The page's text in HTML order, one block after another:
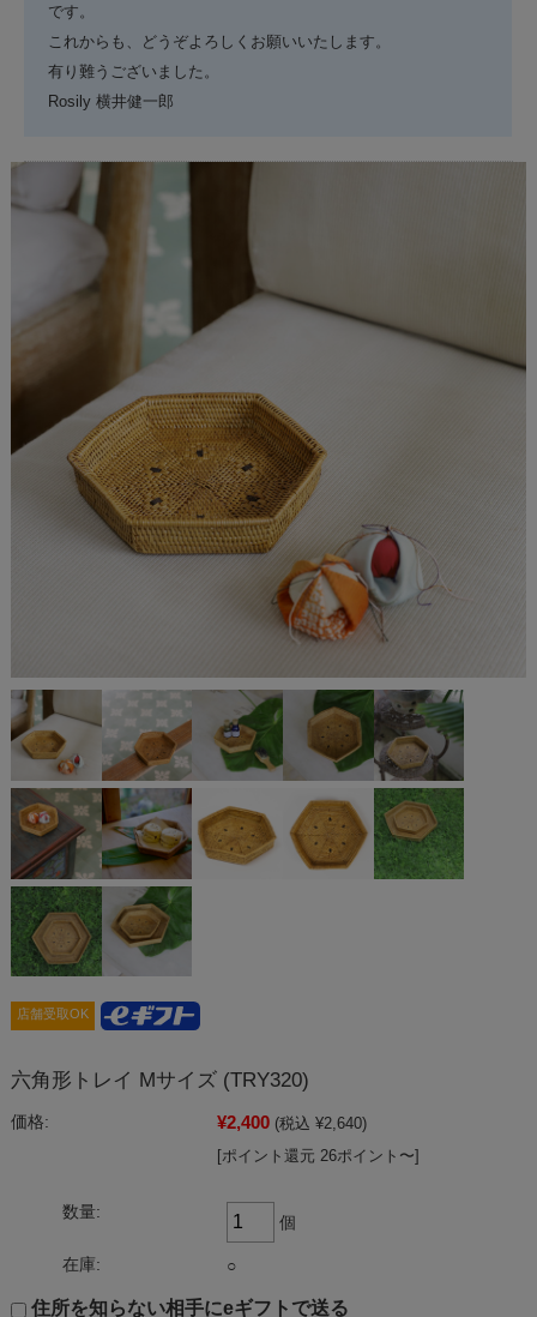
です。
これからも、どうぞよろしくお願いいたします。
有り難うございました。
Rosily 横井健一郎
店舗受取OK
六角形トレイ Mサイズ (TRY320)
価格: ¥2,400 (税込 ¥2,640)
[ポイント還元 26ポイント〜]
数量:
個
在庫: ○
住所を知らない相手にeギフトで送る